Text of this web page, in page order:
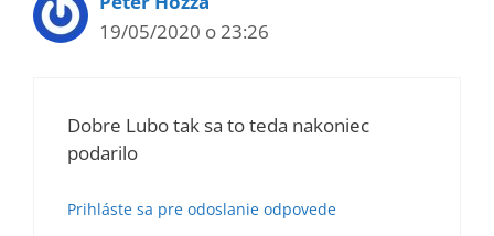
19/05/2020 o 23:26
Dobre Lubo tak sa to teda nakoniec
podarilo
Prihláste sa pre odoslanie odpovede